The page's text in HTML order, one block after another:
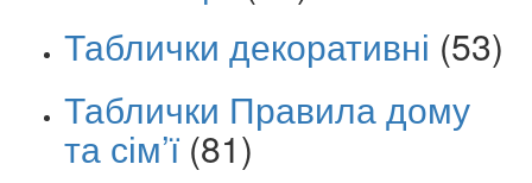
Таблички декоративні (53)
Таблички Правила дому
та сім’ї (81)